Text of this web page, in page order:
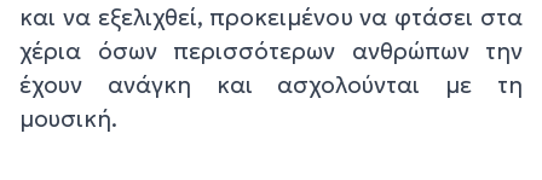
και να εξελιχθεί, προκειμένου να φτάσει στα
χέρια όσων περισσότερων ανθρώπων την
έχουν ανάγκη και ασχολούνται με τη
μουσική.